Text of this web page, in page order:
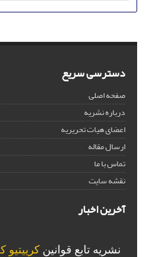
دسترسی سریع
صفحه اصلی
درباره نشریه
اعضای هیات تحریریه
ارسال مقاله
تماس با ما
نقشه سایت
آخرین اخبار
نشریه تابع قوانین کرییتیو